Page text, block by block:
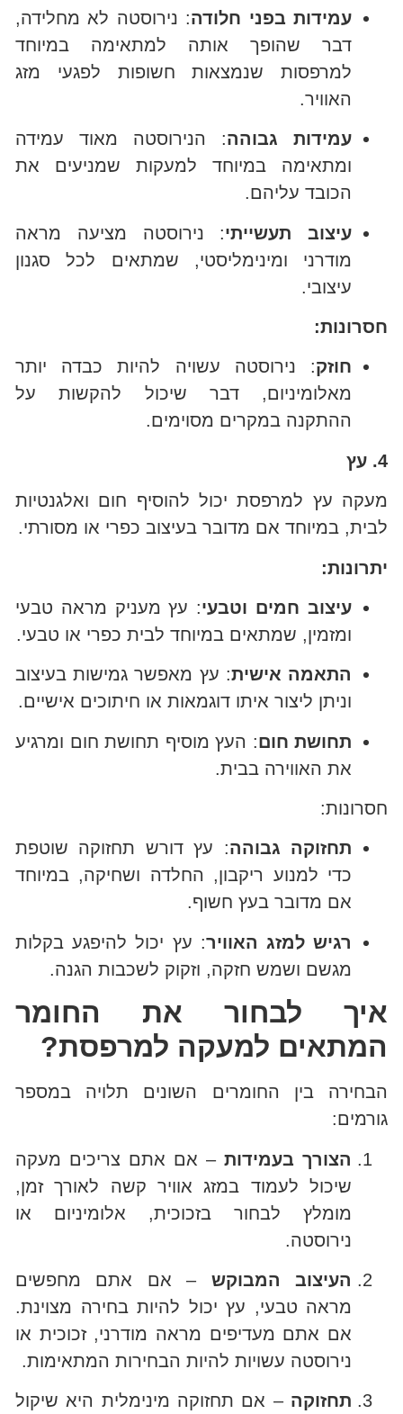
עמידות בפני חלודה: נירוסטה לא מחלידה,
דבר שהופך אותה למתאימה במיוחד
למרפסות שנמצאות חשופות לפגעי מזג
האוויר.
עמידות גבוהה: הנירוסטה מאוד עמידה
ומתאימה במיוחד למעקות שמניעים את
הכובד עליהם.
עיצוב תעשייתי: נירוסטה מציעה מראה
מודרני ומינימליסטי, שמתאים לכל סגנון
עיצובי.
חסרונות:
חוזק: נירוסטה עשויה להיות כבדה יותר
מאלומיניום, דבר שיכול להקשות על
ההתקנה במקרים מסוימים.
4. עץ
מעקה עץ למרפסת יכול להוסיף חום ואלגנטיות
לבית, במיוחד אם מדובר בעיצוב כפרי או מסורתי.
יתרונות:
עיצוב חמים וטבעי: עץ מעניק מראה טבעי
ומזמין, שמתאים במיוחד לבית כפרי או טבעי.
התאמה אישית: עץ מאפשר גמישות בעיצוב
וניתן ליצור איתו דוגמאות או חיתוכים אישיים.
תחושת חום: העץ מוסיף תחושת חום ומרגיע
את האווירה בבית.
חסרונות:
תחזוקה גבוהה: עץ דורש תחזוקה שוטפת
כדי למנוע ריקבון, החלדה ושחיקה, במיוחד
אם מדובר בעץ חשוף.
רגיש למזג האוויר: עץ יכול להיפגע בקלות
מגשם ושמש חזקה, וזקוק לשכבות הגנה.
איך לבחור את החומר
המתאים למעקה למרפסת?
הבחירה בין החומרים השונים תלויה במספר
גורמים:
הצורך בעמידות– אם אתם צריכים מעקה
שיכול לעמוד במזג אוויר קשה לאורך זמן,
מומלץ לבחור בזכוכית, אלומיניום או
נירוסטה.
העיצוב המבוקש– אם אתם מחפשים
מראה טבעי, עץ יכול להיות בחירה מצוינת.
אם אתם מעדיפים מראה מודרני, זכוכית או
נירוסטה עשויות להיות הבחירות המתאימות.
תחזוקה– אם תחזוקה מינימלית היא שיקול